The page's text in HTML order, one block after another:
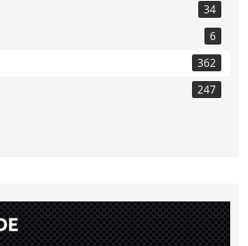
34
6
362
247